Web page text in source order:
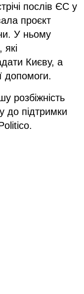
послів ЄС у
проєкт
У ньому
які
Києву, а
допомоги.
розбіжність
до підтримки